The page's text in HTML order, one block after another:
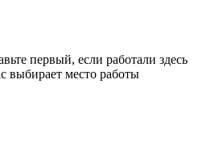
первый, если работали здесь
выбирает место работы